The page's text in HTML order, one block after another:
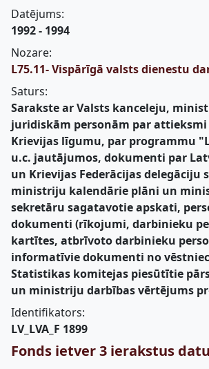
Datējums:
1992 - 1994
Nozare:
L75.11- Vispārīgā valsts dienestu
Saturs:
Sarakste ar Valsts kanceleju,
juridiskām personām par
Krievijas līgumu, par programmu
u.c. jautājumos, dokumenti par
un Krievijas Federācijas delegāciju
ministriju kalendārie plāni un
sekretāru sagatavotie apskati,
dokumenti (rīkojumi, darbinieku
kartītes, atbrīvoto darbinieku
informatīvie dokumenti no
Statistikas komitejas piesūtītie
un ministriju darbības vērtējums
Identifikators:
LV_LVA_F 1899
Fonds ietver 3 ierakstus